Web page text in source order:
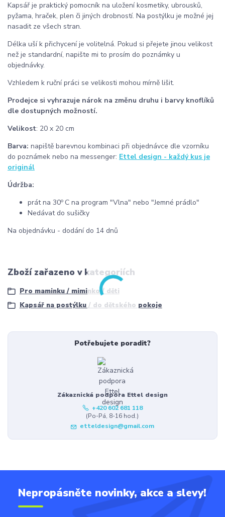
Kapsář je praktický pomocník na uložení kosmetiky, ubrousků,
pyžama, hraček, plen či jiných drobností. Na postýlku je možné jej
nasadit ze všech stran.
Délka uší k přichycení je volitelná. Pokud si přejete jinou velikost
než je standardní, napište mi to prosím do poznámky u
objednávky.
Vzhledem k ruční práci se velikosti mohou mírně lišit.
Prodejce si vyhrazuje nárok na změnu druhu i barvy knoflíků
dle dostupných možností.
Velikost: 20 x 20 cm
Barva: napiště barevnou kombinaci při objednávce dle vzorníku
do poznámek nebo na messenger: Ettel design - každý kus je
originál
Údržba:
prát na 30o C na program "Vlna" nebo "Jemné prádlo"
Nedávat do sušičky
Na objednávku - dodání do 14 dnů
Zboží zařazeno v kategoriích
Pro maminku / miminko / děti
Kapsář na postýlku / do dětského pokoje
Potřebujete poradit?
Zákaznická podpora Ettel design
+420 602 681 118
(Po-Pá, 8-16 hod.)
etteldesign@gmail.com
Nepropásněte novinky, akce a slevy!